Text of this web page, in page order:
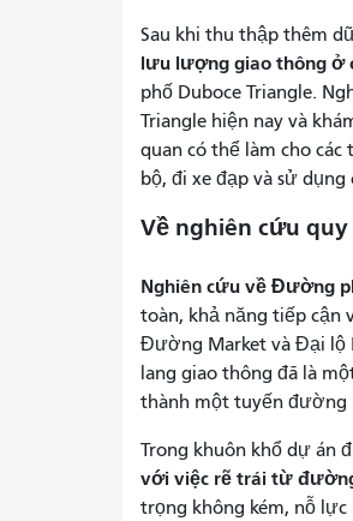
Sau khi thu thập thêm
lưu lượng giao thông ở
phố Duboce Triangle.
Triangle hiện nay và
quan có thể làm cho
bộ, đi xe đạp và sử
Về nghiên cứu quy
Nghiên cứu về Đường
toàn, khả năng tiếp cận
Đường Market và Đại lộ
lang giao thông đã là
thành một tuyến đường
Trong khuôn khổ dự án
với việc rẽ trái từ
trọng không kém, nỗ